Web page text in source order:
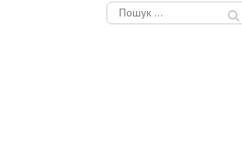
Пошук: